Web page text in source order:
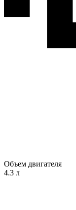
Объем двигателя
4.3 л